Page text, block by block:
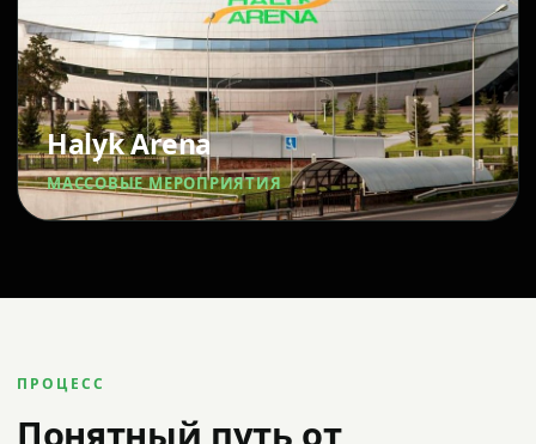
Halyk Arena
МАССОВЫЕ МЕРОПРИЯТИЯ
ПРОЦЕСС
Понятный путь от